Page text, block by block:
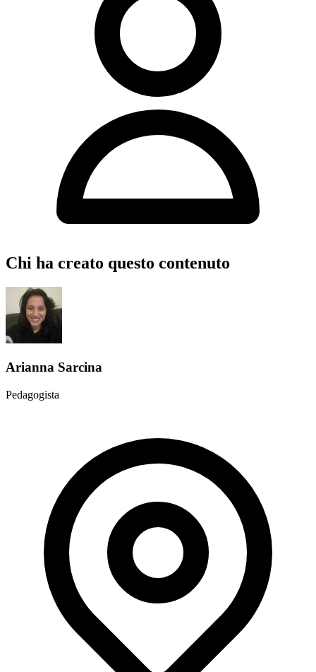
Chi ha creato questo contenuto
Arianna Sarcina
Pedagogista